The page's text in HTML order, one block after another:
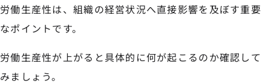
労働生産性は、組織の経営状況へ直接影響を及ぼす重要
なポイントです。
労働生産性が上がると具体的に何が起こるのか確認して
みましょう。